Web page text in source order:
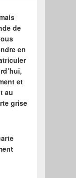
de
en
et
au
grise